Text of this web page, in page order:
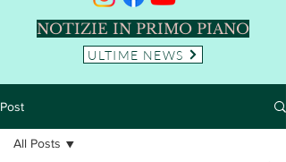
NOTIZIE IN PRIMO PIANO
ULTIME NEWS
Post
All Posts